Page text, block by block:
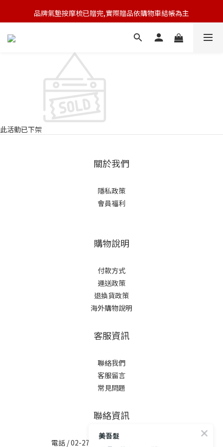
🆕 新會員註冊開卡送9折券 💰
品牌氣墊按摩梳已贈完,實際贈品依購物車結帳為主
🆕 新會員註冊開卡送9折券 💰
此活動已下架
關於我們
隱私政策
會員福利
購物說明
付款方式
運送政策
退換貨政策
海外購物說明
客服資訊
聯絡我們
客服留言
常見問題
聯絡資訊
電話 / 02-2713-6621 (無提供訂購服務)
美吾髮